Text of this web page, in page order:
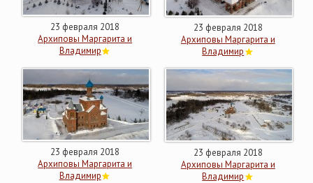
23 февраля 2018
Архиповы Маргарита и
Владимир
23 февраля 2018
Архиповы Маргарита и
Владимир
23 февраля 2018
Архиповы Маргарита и
Владимир
23 февраля 2018
Архиповы Маргарита и
Владимир